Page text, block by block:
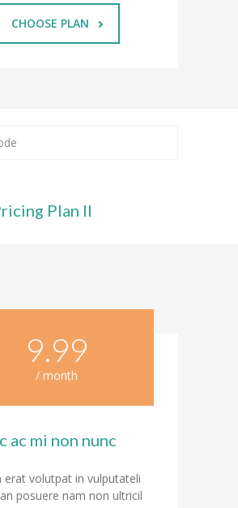
Unterricht
und Nachhaltigkeit
Das
CHOOSE PLAN
Plan II
9.99
/ month
ac mi non nunc
erat volutpat in vulputateli
posuere nam non ultricil